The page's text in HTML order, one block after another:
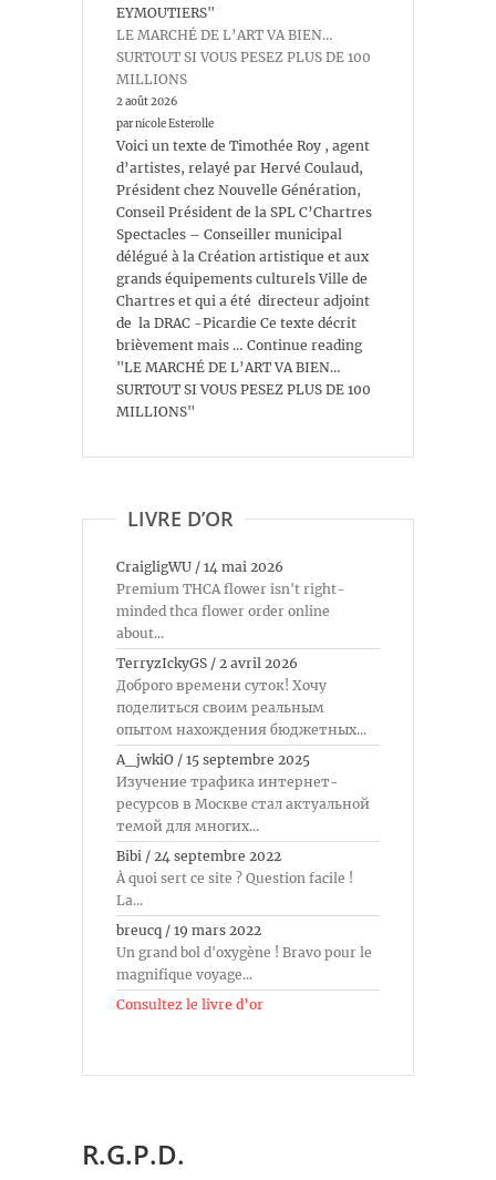
EYMOUTIERS"
LE MARCHÉ DE L’ART VA BIEN…
SURTOUT SI VOUS PESEZ PLUS DE 100
MILLIONS
2 août 2026
par nicole Esterolle
Voici un texte de Timothée Roy , agent
d’artistes, relayé par Hervé Coulaud,
Président chez Nouvelle Génération,
Conseil Président de la SPL C’Chartres
Spectacles – Conseiller municipal
délégué à la Création artistique et aux
grands équipements culturels Ville de
Chartres et qui a été directeur adjoint
de la DRAC -Picardie Ce texte décrit
brièvement mais … Continue reading
"LE MARCHÉ DE L’ART VA BIEN…
SURTOUT SI VOUS PESEZ PLUS DE 100
MILLIONS"
LIVRE D’OR
CraigligWU / 14 mai 2026
Premium THCA flower isn't right-
minded thca flower order online
about...
TerryzIckyGS / 2 avril 2026
Доброго времени суток! Хочу
поделиться своим реальным
опытом нахождения бюджетных...
A_jwkiO / 15 septembre 2025
Изучение трафика интернет-
ресурсов в Москве стал актуальной
темой для многих...
Bibi / 24 septembre 2022
À quoi sert ce site ? Question facile !
La...
breucq / 19 mars 2022
Un grand bol d'oxygène ! Bravo pour le
magnifique voyage...
Consultez le livre d’or
R.G.P.D.